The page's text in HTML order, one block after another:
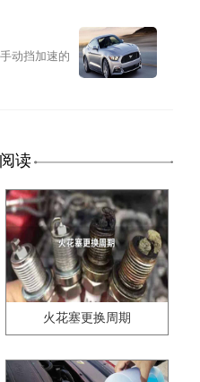
动挡加速的
读
火花塞更换周期